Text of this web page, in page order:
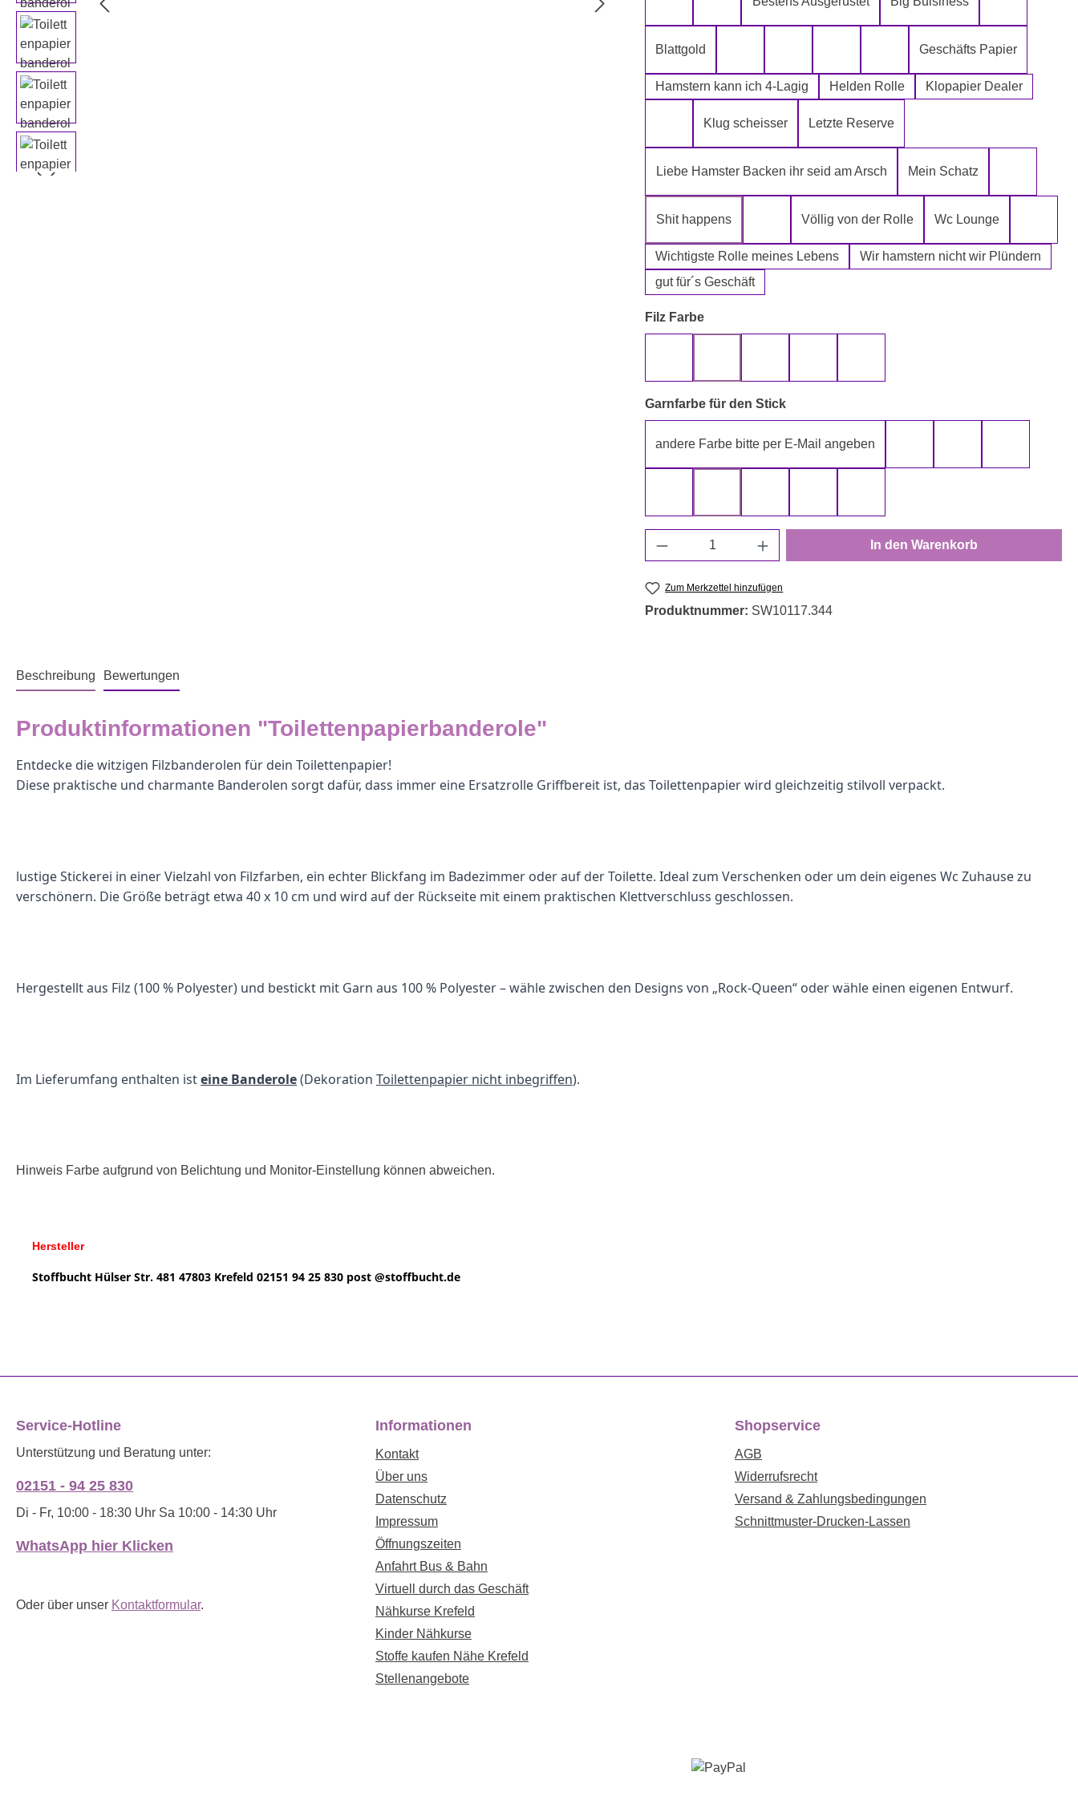
5-Lagig ich kann´s mir leisten
Alter spielt keine Rolle
Blattgold
Die letzte Rolle aus dem Regal -EGAL-
Geschäfts Papier
Hamstern kann ich 4-Lagig Helden Rolle Klopapier Dealer
Klopapier Mafia
Klug scheisser Letzte Reserve
Liebe Hamster Backen ihr seid am Arsch Mein Schatz
Shit happens
Tatort Reiniger
Völlig von der Rolle Wc Lounge
Wichtigste Rolle meines Lebens
Wir hamstern nicht wir Plündern
gut für´s Geschäft
Filz Farbeauswählen
Garnfarbe für den Stickauswählen
andere Farbe bitte per E-Mail angeben
Produkt Anzahl: Gib den gewünschten Wert ein
In den Warenkorb
Zum Merkzettel hinzufügen
Produktnummer: SW10117.344
Beschreibung Bewertungen
Produktinformationen "Toilettenpapierbanderole"
Entdecke die witzigen Filzbanderolen für dein Toilettenpapier!
Diese praktische und charmante Banderolen sorgt dafür, dass immer eine Ersatzrolle Griffbereit ist, das Toilettenpapier wird gleichzeitig stilvoll verpackt.
lustige Stickerei in einer Vielzahl von Filzfarben, ein echter Blickfang im Badezimmer oder auf der Toilette. Ideal zum Verschenken oder um dein eigenes Wc Zuhause zu
verschönern. Die Größe beträgt etwa 40 x 10 cm und wird auf der Rückseite mit einem praktischen Klettverschluss geschlossen.
Hergestellt aus Filz (100 % Polyester) und bestickt mit Garn aus 100 % Polyester – wähle zwischen den Designs von „Rock-Queen“ oder wähle einen eigenen Entwurf.
Im Lieferumfang enthalten isteine Banderole(Dekoration Toilettenpapier nicht inbegriffen).
Hinweis Farbe aufgrund von Belichtung und Monitor-Einstellung können abweichen.
Hersteller
Stoffbucht Hülser Str. 481 47803 Krefeld 02151 94 25 830 post @stoffbucht.de
Service-Hotline
Unterstützung und Beratung unter:
02151 - 94 25 830
Di - Fr, 10:00 - 18:30 Uhr Sa 10:00 - 14:30 Uhr
WhatsApp hier Klicken
Oder über unser Kontaktformular.
Informationen
Kontakt
Über uns
Datenschutz
Impressum
Öffnungszeiten
Anfahrt Bus & Bahn
Virtuell durch das Geschäft
Nähkurse Krefeld
Kinder Nähkurse
Stoffe kaufen Nähe Krefeld
Stellenangebote
Shopservice
AGB
Widerrufsrecht
Versand & Zahlungsbedingungen
Schnittmuster-Drucken-Lassen